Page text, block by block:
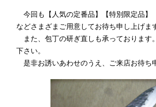
今回も【人気の定番品】【特別限定品】
などさまざまご用意してお待ち申し
また、包丁の研ぎ直しも承っております
下さい。
是非お誘いあわせのうえ、ご来店お待ち